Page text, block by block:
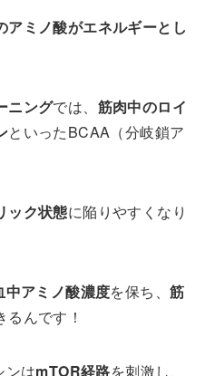
アミノ酸がエネルギーとし
ニングでは、 筋肉中のロイ
といったBCAA（分岐鎖ア
ック状態に陥りやすくなり
中アミノ酸濃度を保ち、 筋
んです！
ンはmTOR経路を刺激し、